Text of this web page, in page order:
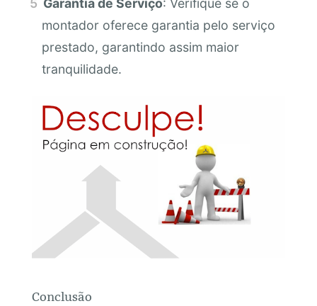
montador oferece garantia pelo serviço
prestado, garantindo assim maior
tranquilidade.
Conclusão